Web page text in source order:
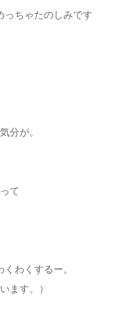
ちゃたのしみです
分が。
て
わくするー。
ます。）